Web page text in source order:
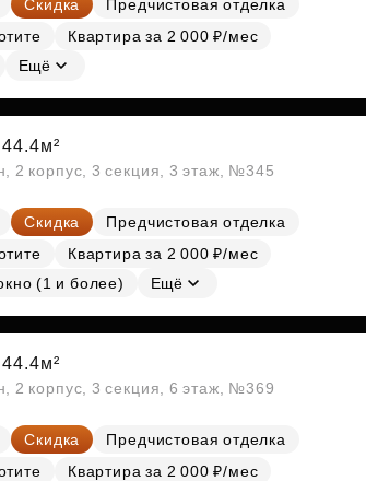
Скидка
Предчистовая отделка
Квартира за 2 000 ₽/мес
Ещё
44.4м²
2 корпус, 3 секция, 3 этаж, №345
Скидка
Предчистовая отделка
Квартира за 2 000 ₽/мес
(1 и более)
Ещё
44.4м²
2 корпус, 3 секция, 6 этаж, №369
Скидка
Предчистовая отделка
Квартира за 2 000 ₽/мес